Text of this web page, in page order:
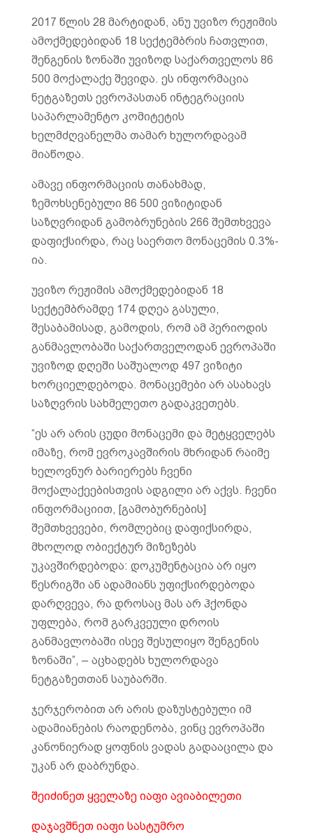
2017 წლის 28 მარტიდან, ანუ უვიზო რეჟიმის
ამოქმედებიდან 18 სექტემბრის ჩათვლით,
შენგენის ზონაში უვიზოდ საქართველოს 86
500 მოქალაქე შევიდა. ეს ინფორმაცია
ნეტგაზეთს ევროპასთან ინტეგრაციის
საპარლამენტო კომიტეტის
ხელმძღვანელმა თამარ ხულორდავამ
მიაწოდა.
ამავე ინფორმაციის თანახმად,
ზემოხსენებული 86 500 ვიზიტიდან
საზღვრიდან გამობრუნების 266 შემთხვევა
დაფიქსირდა, რაც საერთო მონაცემის 0.3%-
ია.
უვიზო რეჟიმის ამოქმედებიდან 18
სექტემბრამდე 174 დღეა გასული,
შესაბამისად, გამოდის, რომ ამ პერიოდის
განმავლობაში საქართველოდან ევროპაში
უვიზოდ დღეში საშუალოდ 497 ვიზიტი
ხორციელდებოდა. მონაცემები არ ასახავს
საზღვრის სახმელეთო გადაკვეთებს.
“ეს არ არის ცუდი მონაცემი და მეტყველებს
იმაზე, რომ ევროკავშირის მხრიდან რაიმე
ხელოვნურ ბარიერებს ჩვენი
მოქალაქეებისთვის ადგილი არ აქვს. ჩვენი
ინფორმაციით, [გამობურნების]
შემთხვევები, რომლებიც დაფიქსირდა,
მხოლოდ ობიექტურ მიზეზებს
უკავშირდებოდა: დოკუმენტაცია არ იყო
წესრიგში ან ადამიანს უფიქსირდებოდა
დარღვევა, რა დროსაც მას არ ჰქონდა
უფლება, რომ გარკვეული დროის
განმავლობაში ისევ შესულიყო შენგენის
ზონაში”, – აცხადებს ხულორდავა
ნეტგაზეთთან საუბარში.
ჯერჯერობით არ არის დაზუსტებული იმ
ადამიანების რაოდენობა, ვინც ევროპაში
კანონიერად ყოფნის ვადას გადააცილა და
უკან არ დაბრუნდა.
შეიძინეთ ყველაზე იაფი ავიაბილეთი
დაჯავშნეთ იაფი სასტუმრო